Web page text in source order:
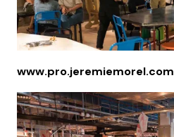
www.pro.jeremiemorel.com